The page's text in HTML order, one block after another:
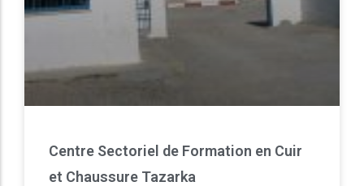
Centre Sectoriel de Formation en Cuir
et Chaussure Tazarka